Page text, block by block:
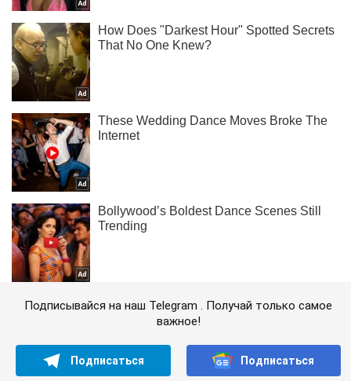
Подписывайся на наш Telegram . Получай только самое
важное!
Подписаться Подписаться